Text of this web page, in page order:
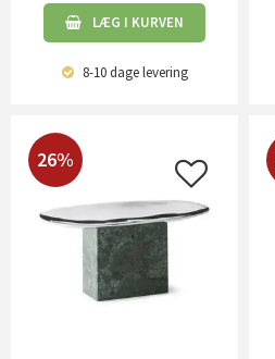
LÆG I KURVEN
8-10 dagelevering
26%